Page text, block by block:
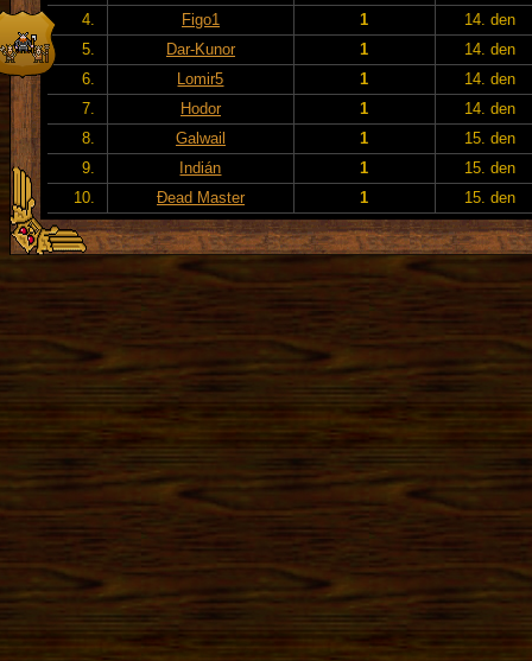
4.
Figo1 1
14. den
5.
Dar-Kunor 1
14. den
6.
Lomir5 1
14. den
7.
Hodor 1
14. den
8.
Galwail 1
15. den
9.
Indián 1
15. den
10.
Đead Master 1 15. den